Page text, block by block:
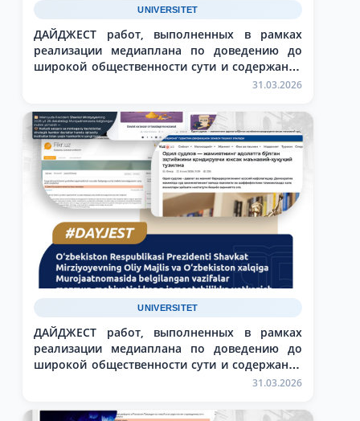
UNIVERSITET
ДАЙДЖЕСТ работ, выполненных в рамках
реализации медиаплана по доведению до
широкой общественности сути и содержания
задач, обозначенных в Послании Президента
Олий Мажлису и народу Узбекистана
31.03.2026
UNIVERSITET
ДАЙДЖЕСТ работ, выполненных в рамках
реализации медиаплана по доведению до
широкой общественности сути и содержания
задач, обозначенных в Послании Президента
Олий Мажлису и народу Узбекистана
31.03.2026